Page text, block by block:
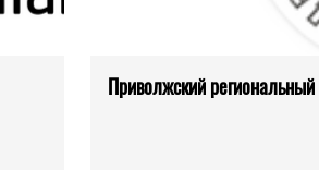
Приволжский